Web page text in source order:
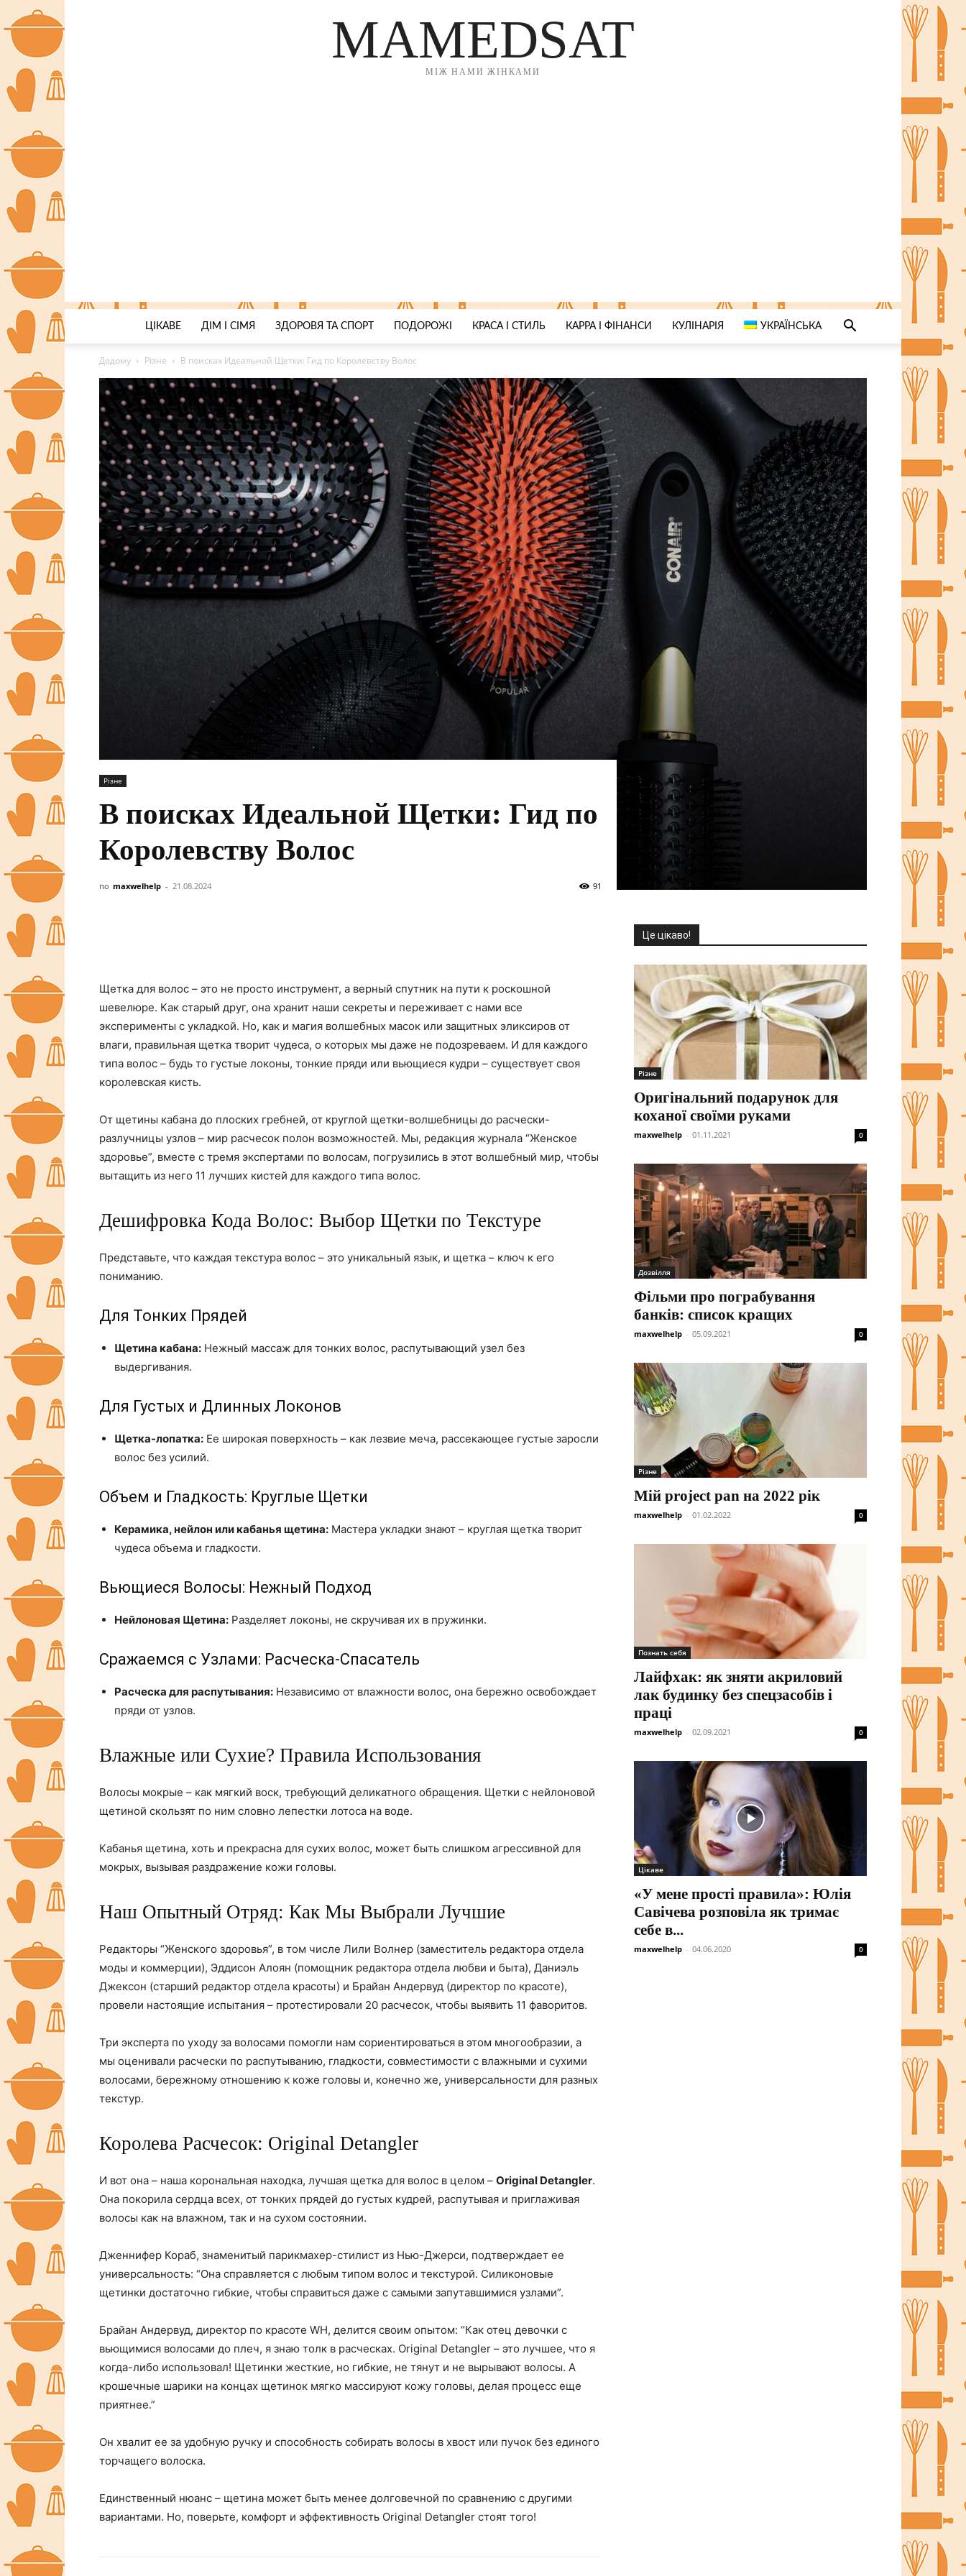
MAMEDSAT
МІЖ НАМИ ЖІНКАМИ
ЦІКАВЕ ДІМ І СІМЯ ЗДОРОВЯ ТА СПОРТ ПОДОРОЖІ КРАСА І СТИЛЬ КАРРА І ФІНАНСИ КУЛІНАРІЯ УКРАЇНСЬКА
Додому Різне В поисках Идеальной Щетки: Гид по Королевству Волос
Різне
В поисках Идеальной Щетки: Гид по
Королевству Волос
по maxwelhelp - 21.08.2024 91
Щетка для волос – это не просто инструмент, а верный спутник на пути к роскошной
шевелюре. Как старый друг, она хранит наши секреты и переживает с нами все
эксперименты с укладкой. Но, как и магия волшебных масок или защитных эликсиров от
влаги, правильная щетка творит чудеса, о которых мы даже не подозреваем. И для каждого
типа волос – будь то густые локоны, тонкие пряди или вьющиеся кудри – существует своя
королевская кисть.
От щетины кабана до плоских гребней, от круглой щетки-волшебницы до расчески-
разлучницы узлов – мир расчесок полон возможностей. Мы, редакция журнала “Женское
здоровье”, вместе с тремя экспертами по волосам, погрузились в этот волшебный мир, чтобы
вытащить из него 11 лучших кистей для каждого типа волос.
Дешифровка Кода Волос: Выбор Щетки по Текстуре
Представьте, что каждая текстура волос – это уникальный язык, и щетка – ключ к его
пониманию.
Для Тонких Прядей
Щетина кабана: Нежный массаж для тонких волос, распутывающий узел без
выдергивания.
Для Густых и Длинных Локонов
Щетка-лопатка: Ее широкая поверхность – как лезвие меча, рассекающее густые заросли
волос без усилий.
Объем и Гладкость: Круглые Щетки
Керамика, нейлон или кабанья щетина: Мастера укладки знают – круглая щетка творит
чудеса объема и гладкости.
Вьющиеся Волосы: Нежный Подход
Нейлоновая Щетина: Разделяет локоны, не скручивая их в пружинки.
Сражаемся с Узлами: Расческа-Спасатель
Расческа для распутывания: Независимо от влажности волос, она бережно освобождает
пряди от узлов.
Влажные или Сухие? Правила Использования
Волосы мокрые – как мягкий воск, требующий деликатного обращения. Щетки с нейлоновой
щетиной скользят по ним словно лепестки лотоса на воде.
Кабанья щетина, хоть и прекрасна для сухих волос, может быть слишком агрессивной для
мокрых, вызывая раздражение кожи головы.
Наш Опытный Отряд: Как Мы Выбрали Лучшие
Редакторы “Женского здоровья”, в том числе Лили Волнер (заместитель редактора отдела
моды и коммерции), Эддисон Алоян (помощник редактора отдела любви и быта), Даниэль
Джексон (старший редактор отдела красоты) и Брайан Андервуд (директор по красоте),
провели настоящие испытания – протестировали 20 расчесок, чтобы выявить 11 фаворитов.
Три эксперта по уходу за волосами помогли нам сориентироваться в этом многообразии, а
мы оценивали расчески по распутыванию, гладкости, совместимости с влажными и сухими
волосами, бережному отношению к коже головы и, конечно же, универсальности для разных
текстур.
Королева Расчесок: Original Detangler
И вот она – наша корональная находка, лучшая щетка для волос в целом – Original Detangler.
Она покорила сердца всех, от тонких прядей до густых кудрей, распутывая и приглаживая
волосы как на влажном, так и на сухом состоянии.
Дженнифер Кораб, знаменитый парикмахер-стилист из Нью-Джерси, подтверждает ее
универсальность: “Она справляется с любым типом волос и текстурой. Силиконовые
щетинки достаточно гибкие, чтобы справиться даже с самыми запутавшимися узлами”.
Брайан Андервуд, директор по красоте WH, делится своим опытом: “Как отец девочки с
вьющимися волосами до плеч, я знаю толк в расческах. Original Detangler – это лучшее, что я
когда-либо использовал! Щетинки жесткие, но гибкие, не тянут и не вырывают волосы. А
крошечные шарики на концах щетинок мягко массируют кожу головы, делая процесс еще
приятнее.”
Он хвалит ее за удобную ручку и способность собирать волосы в хвост или пучок без единого
торчащего волоска.
Единственный нюанс – щетина может быть менее долговечной по сравнению с другими
вариантами. Но, поверьте, комфорт и эффективность Original Detangler стоят того!
Це цікаво!
Різне
Оригінальний подарунок для
коханої своїми руками
maxwelhelp - 01.11.2021 0
Дозвілля
Фільми про пограбування
банків: список кращих
maxwelhelp - 05.09.2021 0
Різне
Мій project pan на 2022 рік
maxwelhelp - 01.02.2022 0
Познать себя
Лайфхак: як зняти акриловий
лак будинку без спецзасобів і
праці
maxwelhelp - 02.09.2021 0
Цікаве
«У мене прості правила»: Юлія
Савічева розповіла як тримає
себе в...
maxwelhelp - 04.06.2020 0